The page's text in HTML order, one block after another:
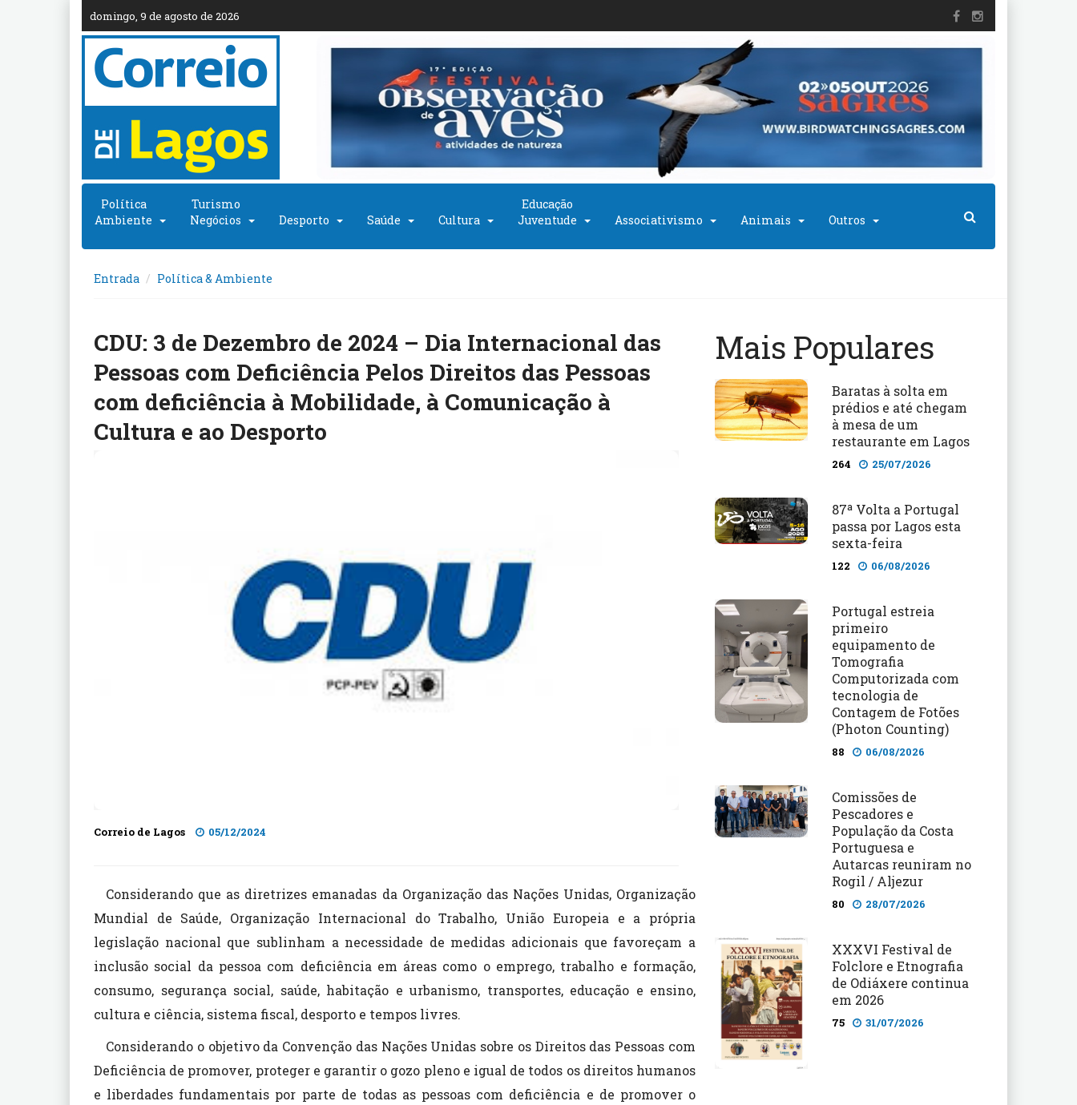
domingo, 9 de agosto de 2026
Política
Ambiente
Turismo
Negócios
Desporto Saúde Cultura
Educação
Juventude
Associativismo Animais Outros
Entrada Política & Ambiente
CDU: 3 de Dezembro de 2024 – Dia Internacional das
Pessoas com Deficiência Pelos Direitos das Pessoas
com deficiência à Mobilidade, à Comunicação à
Cultura e ao Desporto
Correio de Lagos 05/12/2024
Considerando que as diretrizes emanadas da Organização das Nações Unidas, Organização
Mundial de Saúde, Organização Internacional do Trabalho, União Europeia e a própria
legislação nacional que sublinham a necessidade de medidas adicionais que favoreçam a
inclusão social da pessoa com deficiência em áreas como o emprego, trabalho e formação,
consumo, segurança social, saúde, habitação e urbanismo, transportes, educação e ensino,
cultura e ciência, sistema fiscal, desporto e tempos livres.
Considerando o objetivo da Convenção das Nações Unidas sobre os Direitos das Pessoas com
Deficiência de promover, proteger e garantir o gozo pleno e igual de todos os direitos humanos
e liberdades fundamentais por parte de todas as pessoas com deficiência e de promover o
Mais Populares
Baratas à solta em
prédios e até chegam
à mesa de um
restaurante em Lagos
264 25/07/2026
87ª Volta a Portugal
passa por Lagos esta
sexta-feira
122 06/08/2026
Portugal estreia
primeiro
equipamento de
Tomografia
Computorizada com
tecnologia de
Contagem de Fotões
(Photon Counting)
88 06/08/2026
Comissões de
Pescadores e
População da Costa
Portuguesa e
Autarcas reuniram no
Rogil / Aljezur
80 28/07/2026
XXXVI Festival de
Folclore e Etnografia
de Odiáxere continua
em 2026
75 31/07/2026